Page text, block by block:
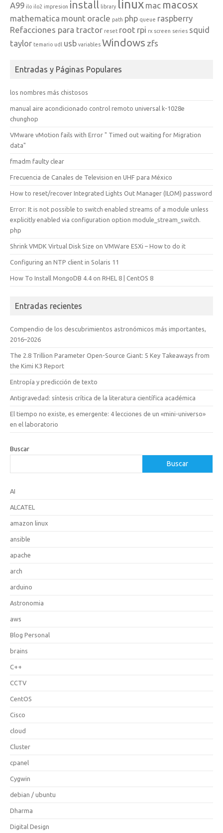
A99 ilo ilo2 impresion install library linux mac macosx
mathematica mount oracle path php queue raspberry
Refacciones para tractor reset root rpi rx screen series squid
taylor temario udl usb variables Windows zfs
Entradas y Páginas Populares
los nombres más chistosos
manual aire acondicionado control remoto universal k-1028e
chunghop
VMware vMotion fails with Error " Timed out waiting for Migration
data"
fmadm faulty clear
Frecuencia de Canales de Television en UHF para México
How to reset/recover Integrated Lights Out Manager (ILOM) password
Error: It is not possible to switch enabled streams of a module unless
explicitly enabled via configuration option module_stream_switch.
php
Shrink VMDK Virtual Disk Size on VMWare ESXi – How to do it
Configuring an NTP client in Solaris 11
How To Install MongoDB 4.4 on RHEL 8 | CentOS 8
Entradas recientes
Compendio de los descubrimientos astronómicos más importantes,
2016–2026
The 2.8 Trillion Parameter Open-Source Giant: 5 Key Takeaways from
the Kimi K3 Report
Entropía y predicción de texto
Antigravedad: síntesis crítica de la literatura científica académica
El tiempo no existe, es emergente: 4 lecciones de un «mini-universo»
en el laboratorio
Buscar
Buscar
AI
ALCATEL
amazon linux
ansible
apache
arch
arduino
Astronomia
aws
Blog Personal
brains
C++
CCTV
CentOS
Cisco
cloud
Cluster
cpanel
Cygwin
debian / ubuntu
Dharma
Digital Design